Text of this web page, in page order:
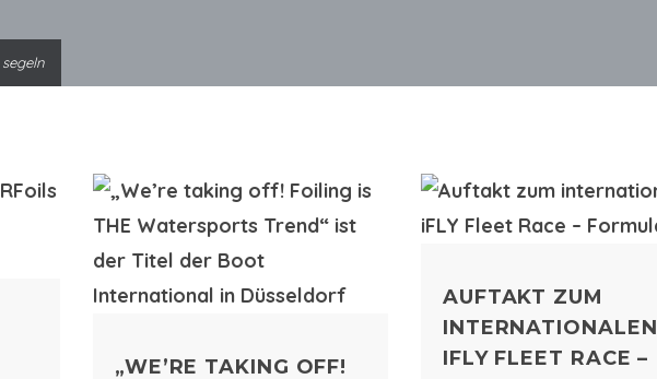
segeln
„WE’RE TAKING OFF!
AUFTAKT ZUM
INTERNATIONALEN
IFLY FLEET RACE –